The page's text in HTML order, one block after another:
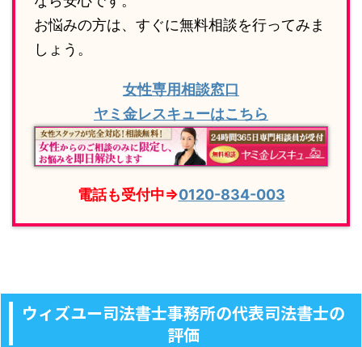
お悩みの方は、すぐに無料相談を行ってみま
しょう。
女性専用相談窓口
ヤミ金レスキューはこちら
電話も受付中⇒0120-834-003
ウィズユー司法書士事務所の代表司法書士の
評価